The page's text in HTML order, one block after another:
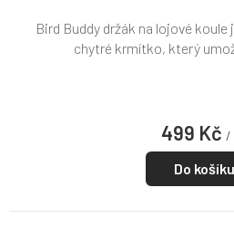
499 Kč /
Do košíku
Bird Buddy držák na lojové
chytré krmítko, který